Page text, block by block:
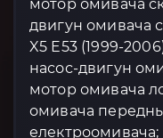
мотор омивача
двигун омивача
X5 E53 (1999-
насос-двигун
мотор омивача
омивача
електроомивача;